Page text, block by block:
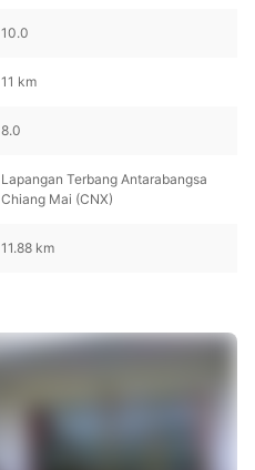
10.0
11 km
8.0
Lapangan Terbang Antarabangsa
Chiang Mai (CNX)
11.88 km